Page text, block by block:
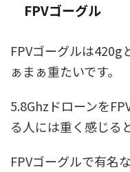
FPVゴーグル
FPVゴーグルは420g
ぁまぁ重たいです。
5.8Ghzドローンを
る人には重く感じる
FPVゴーグルで有名